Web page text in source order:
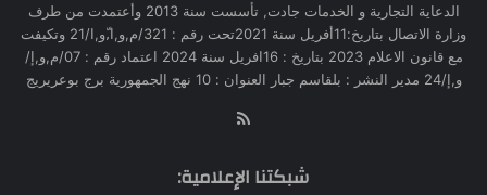
الدعاية التجارية و الخدمات جادت, تأسست سنة 2013 وأعتمدت من طرف
وزارة الاتصال بتاريخ:11أفريل سنة 2021تحت رقم : 321/م,و,ا,ّو,ا/21 وتكيفت
مع قانون الاعلام 2023 بتاريخ : 16افريل سنة 2024 اعتماد رقم : 07/م,و,إ/
و,إ/24 مدير النشر : بلقاسم جبار العنوان : 10 نهج الجمهورية برج بوعريريج
شبكتنا الإعلامية: